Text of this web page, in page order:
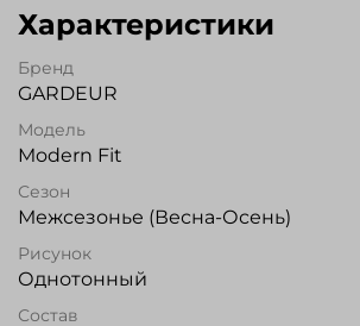
Характеристики
Бренд
GARDEUR
Модель
Modern Fit
Сезон
Межсезонье (Весна-Осень)
Рисунок
Однотонный
Состав